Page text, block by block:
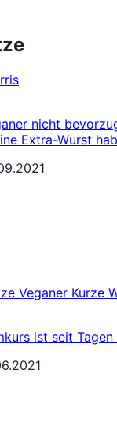
nicht
Extra-Wurst
Veganer Kurze
ist seit